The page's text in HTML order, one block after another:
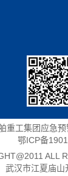
重工集团应急
鄂ICP备
ALL
武汉市江夏庙山